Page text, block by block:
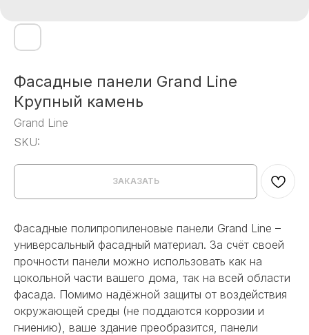
Фасадные панели Grand Line
Крупный камень
Grand Line
SKU:
ЗАКАЗАТЬ
Фасадные полипропиленовые панели Grand Line –
универсальный фасадный материал. За счёт своей
прочности панели можно использовать как на
цокольной части вашего дома, так на всей области
фасада. Помимо надёжной защиты от воздействия
окружающей среды (не поддаются коррозии и
гниению), ваше здание преобразится, панели